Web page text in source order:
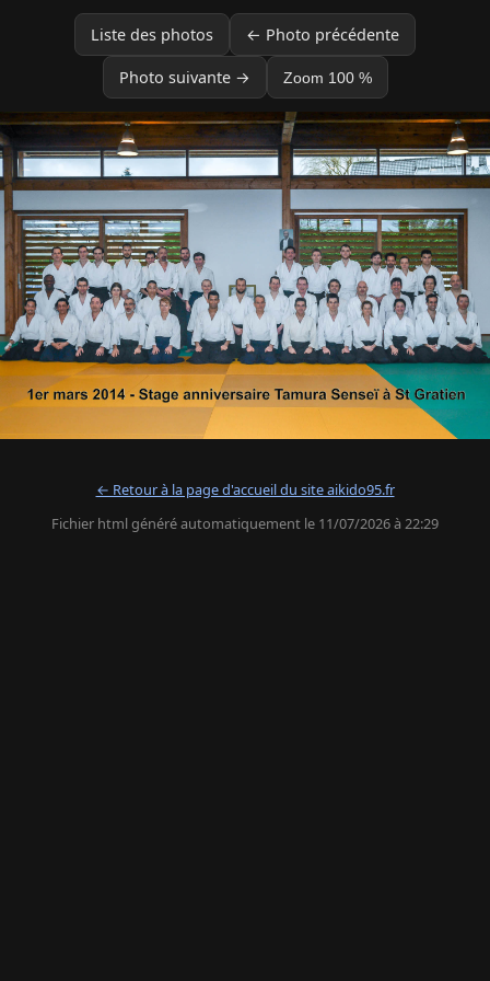
Liste des photos ← Photo précédente
Photo suivante → Zoom 100 %
← Retour à la page d'accueil du site aikido95.fr
Fichier html généré automatiquement le 11/07/2026 à 22:29